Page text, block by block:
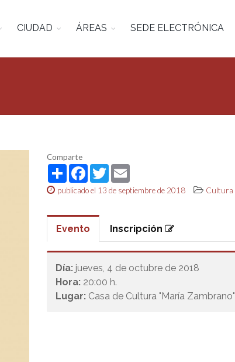
CIUDAD ÁREAS SEDE ELECTRÓNICA
Comparte
ShareFacebook
TwitterEmail
publicado el 13 de septiembre de 2018 Cultura
Evento Inscripción
Día: jueves, 4 de octubre de 2018
Hora: 20:00 h.
Lugar: Casa de Cultura "María Zambrano"